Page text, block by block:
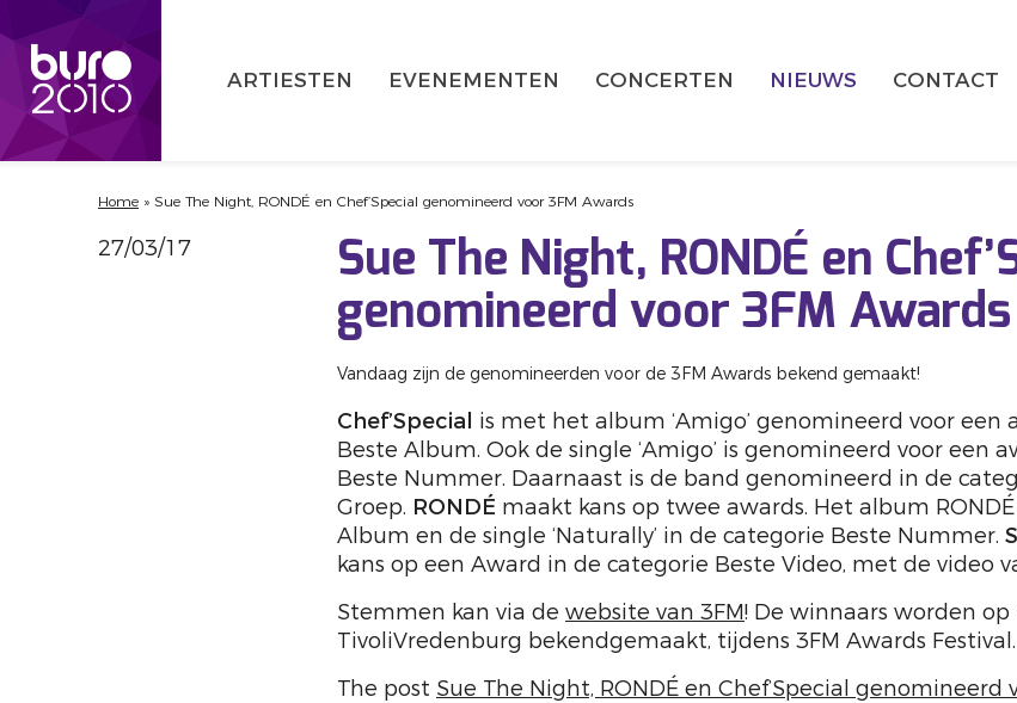
ARTIESTEN EVENEMENTEN CONCERTEN NIEUWS CONTACT
Home » Sue The Night, RONDÉ en Chef’Special genomineerd voor 3FM Awards
27/03/17
Sue The Night, RONDÉ en
genomineerd voor 3FM Awards
Vandaag zijn de genomineerden voor de 3FM Awards bekend gemaakt!
Chef’Special is met het album ‘Amigo’ genomineerd voor een
Beste Album. Ook de single ‘Amigo’ is genomineerd voor een
Beste Nummer. Daarnaast is de band genomineerd in de
Groep. RONDÉ maakt kans op twee awards. Het album
Album en de single ‘Naturally’ in de categorie Beste Nummer.
kans op een Award in de categorie Beste Video, met de video
Stemmen kan via de website van 3FM! De winnaars worden
TivoliVredenburg bekendgemaakt, tijdens 3FM Awards Festival.
The post Sue The Night, RONDÉ en Chef’Special genomineerd